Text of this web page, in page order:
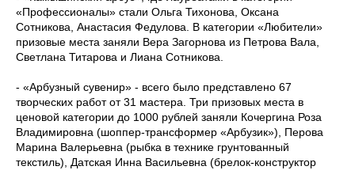
«Профессионалы» стали Ольга Тихонова, Оксана
Сотникова, Анастасия Федулова. В категории «Любители»
призовые места заняли Вера Загорнова из Петрова Вала,
Светлана Титарова и Лиана Сотникова.
- «Арбузный сувенир» - всего было представлено 67
творческих работ от 31 мастера. Три призовых места в
ценовой категории до 1000 рублей заняли Кочергина Роза
Владимировна (шоппер-трансформер «Арбузик»), Перова
Марина Валерьевна (рыбка в технике грунтованный
текстиль), Датская Инна Васильевна (брелок-конструктор